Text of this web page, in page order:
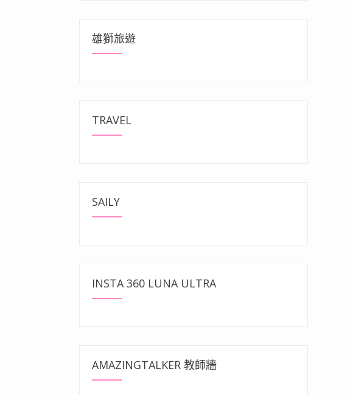
雄獅旅遊
TRAVEL
SAILY
INSTA 360 LUNA ULTRA
AMAZINGTALKER 教師牆